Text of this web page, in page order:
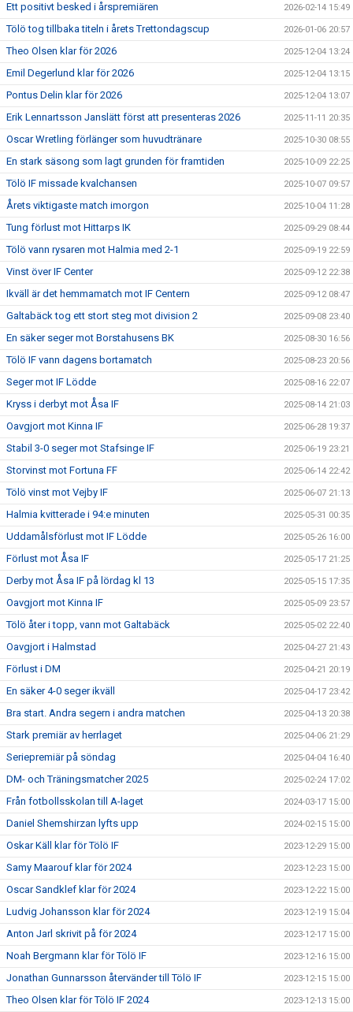
Ett positivt besked i årspremiären 2026-02-14 15:49
Tölö tog tillbaka titeln i årets Trettondagscup 2026-01-06 20:57
Theo Olsen klar för 2026 2025-12-04 13:24
Emil Degerlund klar för 2026 2025-12-04 13:15
Pontus Delin klar för 2026 2025-12-04 13:07
Erik Lennartsson Janslätt först att presenteras 2026 2025-11-11 20:35
Oscar Wretling förlänger som huvudtränare 2025-10-30 08:55
En stark säsong som lagt grunden för framtiden 2025-10-09 22:25
Tölö IF missade kvalchansen 2025-10-07 09:57
Årets viktigaste match imorgon 2025-10-04 11:28
Tung förlust mot Hittarps IK 2025-09-29 08:44
Tölö vann rysaren mot Halmia med 2-1 2025-09-19 22:59
Vinst över IF Center 2025-09-12 22:38
Ikväll är det hemmamatch mot IF Centern 2025-09-12 08:47
Galtabäck tog ett stort steg mot division 2 2025-09-08 23:40
En säker seger mot Borstahusens BK 2025-08-30 16:56
Tölö IF vann dagens bortamatch 2025-08-23 20:56
Seger mot IF Lödde 2025-08-16 22:07
Kryss i derbyt mot Åsa IF 2025-08-14 21:03
Oavgjort mot Kinna IF 2025-06-28 19:37
Stabil 3-0 seger mot Stafsinge IF 2025-06-19 23:21
Storvinst mot Fortuna FF 2025-06-14 22:42
Tölö vinst mot Vejby IF 2025-06-07 21:13
Halmia kvitterade i 94:e minuten 2025-05-31 00:35
Uddamålsförlust mot IF Lödde 2025-05-26 16:00
Förlust mot Åsa IF 2025-05-17 21:25
Derby mot Åsa IF på lördag kl 13 2025-05-15 17:35
Oavgjort mot Kinna IF 2025-05-09 23:57
Tölö åter i topp, vann mot Galtabäck 2025-05-02 22:40
Oavgjort i Halmstad 2025-04-27 21:43
Förlust i DM 2025-04-21 20:19
En säker 4-0 seger ikväll 2025-04-17 23:42
Bra start. Andra segern i andra matchen 2025-04-13 20:38
Stark premiär av herrlaget 2025-04-06 21:29
Seriepremiär på söndag 2025-04-04 16:40
DM- och Träningsmatcher 2025 2025-02-24 17:02
Från fotbollsskolan till A-laget 2024-03-17 15:00
Daniel Shemshirzan lyfts upp 2024-02-15 15:00
Oskar Käll klar för Tölö IF 2023-12-29 15:00
Samy Maarouf klar för 2024 2023-12-23 15:00
Oscar Sandklef klar för 2024 2023-12-22 15:00
Ludvig Johansson klar för 2024 2023-12-19 15:04
Anton Jarl skrivit på för 2024 2023-12-17 15:00
Noah Bergmann klar för Tölö IF 2023-12-16 15:00
Jonathan Gunnarsson återvänder till Tölö IF 2023-12-15 15:00
Theo Olsen klar för Tölö IF 2024 2023-12-13 15:00